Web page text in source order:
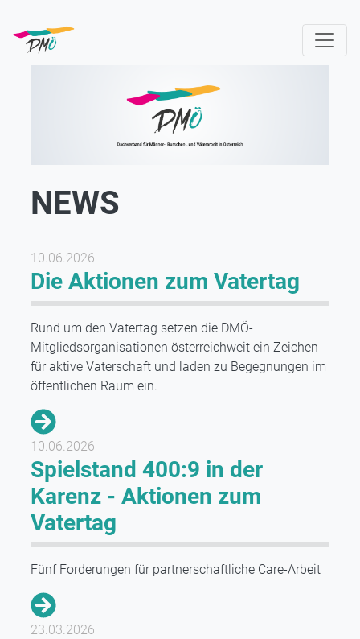
zum
Inhalt
NEWS
10.06.2026
Die Aktionen zum Vatertag
Rund um den Vatertag setzen die DMÖ-
Mitgliedsorganisationen österreichweit ein Zeichen
für aktive Vaterschaft und laden zu Begegnungen im
öffentlichen Raum ein.
10.06.2026
Spielstand 400:9 in der
Karenz - Aktionen zum
Vatertag
Fünf Forderungen für partnerschaftliche Care-Arbeit
23.03.2026